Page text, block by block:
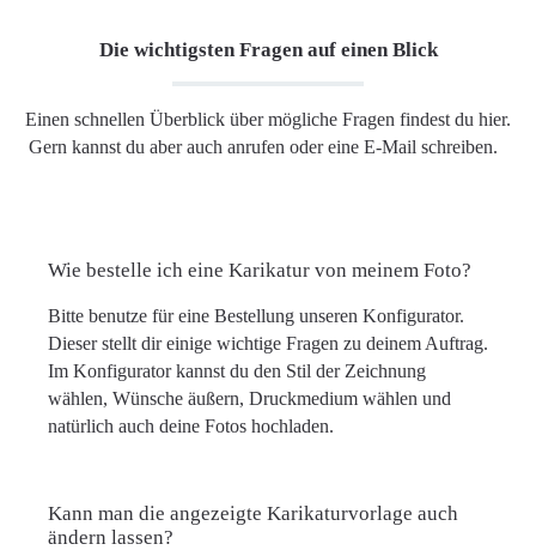
Die wichtigsten Fragen auf einen Blick
Einen schnellen Überblick über mögliche Fragen findest du hier.
Gern kannst du aber auch anrufen oder eine E-Mail schreiben.
Wie bestelle ich eine Karikatur von meinem Foto?
Bitte benutze für eine Bestellung unseren Konfigurator.
Dieser stellt dir einige wichtige Fragen zu deinem Auftrag.
Im Konfigurator kannst du den Stil der Zeichnung
wählen, Wünsche äußern, Druckmedium wählen und
natürlich auch deine Fotos hochladen.
Kann man die angezeigte Karikaturvorlage auch
ändern lassen?